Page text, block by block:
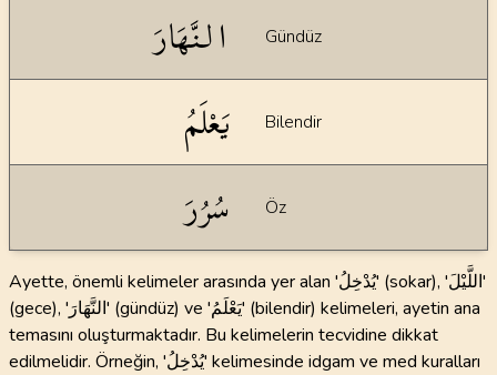
النَّهَارَ Gündüz
يَعْلَمُ Bilendir
سُرُرَ Öz
Ayette, önemli kelimeler arasında yer alan 'يُدْخِلُ' (sokar), 'اللَّيْلَ'
(gece), 'النَّهَارَ' (gündüz) ve 'يَعْلَمُ' (bilendir) kelimeleri, ayetin ana
temasını oluşturmaktadır. Bu kelimelerin tecvidine dikkat
edilmelidir. Örneğin, 'يُدْخِلُ' kelimesinde idgam ve med kuralları